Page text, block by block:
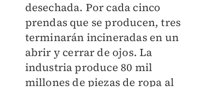
desechada. Por cada cinco
prendas que se producen, tres
terminarán incineradas en un
abrir y cerrar de ojos. La
industria produce 80 mil
millones de piezas de ropa al